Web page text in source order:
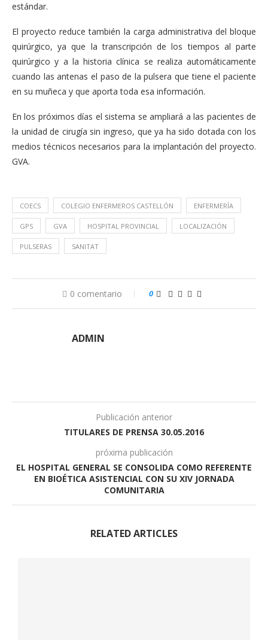
estándar.
El proyecto reduce también la carga administrativa del bloque
quirúrgico, ya que la transcripción de los tiempos al parte
quirúrgico y a la historia clínica se realiza automáticamente
cuando las antenas el paso de la pulsera que tiene el paciente
en su muñeca y que aporta toda esa información.
En los próximos días el sistema se ampliará a las pacientes de
la unidad de cirugía sin ingreso, que ya ha sido dotada con los
medios técnicos necesarios para la implantación del proyecto.
GVA.
COECS COLEGIO ENFERMEROS CASTELLÓN ENFERMERÍA
GPS GVA HOSPITAL PROVINCIAL LOCALIZACIÓN
PULSERAS SANITAT
0 comentario 0
ADMIN
Publicación anterior
TITULARES DE PRENSA 30.05.2016
próxima publicación
EL HOSPITAL GENERAL SE CONSOLIDA COMO REFERENTE
EN BIOÉTICA ASISTENCIAL CON SU XIV JORNADA
COMUNITARIA
RELATED ARTICLES